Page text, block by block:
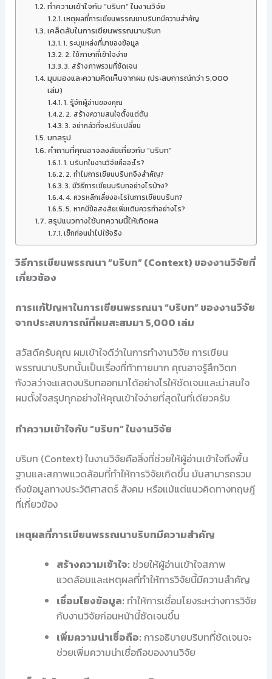
ทำความเข้าใจกับ “บริบท” ในงานวิจัย
เหตุผลที่การเขียนพรรณนาบริบทมีความสำคัญ
เคล็ดลับในการเขียนพรรณนาบริบท
1. ระบุแหล่งที่มาของข้อมูล
2. ใช้ภาษาที่เข้าใจง่าย
3. สร้างภาพรวมที่ชัดเจน
มุมมองและความคิดเห็นจากผม (ประสบการณ์กว่า 5,000
เล่ม)
1. รู้จักผู้อ่านของคุณ
2. สร้างความสนใจตั้งแต่ต้น
3. อย่ากลัวที่จะปรับเปลี่ยน
บทสรุป
คำถามที่คุณอาจสงสัยเกี่ยวกับ “บริบท”
1. บริบทในงานวิจัยคืออะไร?
2. ทำไมการเขียนบริบทจึงสำคัญ?
3. มีวิธีการเขียนบริบทอย่างไรบ้าง?
4. ควรหลีกเลี่ยงอะไรในการเขียนบริบท?
5. หากมีข้อสงสัยเพิ่มเติมควรทำอย่างไร?
สรุปแนวทางใช้บทความนี้ให้เกิดผล
เช็กก่อนนำไปใช้จริง
วิธีการเขียนพรรณนา “บริบท” (Context) ของงานวิจัยที่
เกี่ยวข้อง
การแก้ปัญหาในการเขียนพรรณนา “บริบท” ของงานวิจัย
จากประสบการณ์ที่ผมสะสมมา 5,000 เล่ม
สวัสดีครับคุณ ผมเข้าใจดีว่าในการทำงานวิจัย การเขียน
พรรณนาบริบทนั้นเป็นเรื่องที่ท้าทายมาก คุณอาจรู้สึกวิตก
กังวลว่าจะแสดงบริบทออกมาได้อย่างไรให้ชัดเจนและน่าสนใจ
ผมตั้งใจสรุปทุกอย่างให้คุณเข้าใจง่ายที่สุดในที่เดียวครับ
ทำความเข้าใจกับ “บริบท” ในงานวิจัย
บริบท (Context) ในงานวิจัยคือสิ่งที่ช่วยให้ผู้อ่านเข้าใจถึงพื้น
ฐานและสภาพแวดล้อมที่ทำให้การวิจัยเกิดขึ้น มันสามารถรวม
ถึงข้อมูลทางประวัติศาสตร์ สังคม หรือแม้แต่แนวคิดทางทฤษฎี
ที่เกี่ยวข้อง
เหตุผลที่การเขียนพรรณนาบริบทมีความสำคัญ
สร้างความเข้าใจ: ช่วยให้ผู้อ่านเข้าใจสภาพ
แวดล้อมและเหตุผลที่ทำให้การวิจัยนี้มีความสำคัญ
เชื่อมโยงข้อมูล: ทำให้การเชื่อมโยงระหว่างการวิจัย
กับงานวิจัยก่อนหน้านี้ชัดเจนขึ้น
เพิ่มความน่าเชื่อถือ: การอธิบายบริบทที่ชัดเจนจะ
ช่วยเพิ่มความน่าเชื่อถือของงานวิจัย